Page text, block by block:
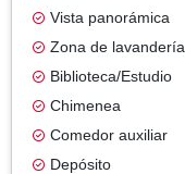
Vista panorámica
Zona de lavandería
Biblioteca/Estudio
Chimenea
Comedor auxiliar
Depósito